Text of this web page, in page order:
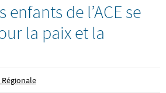
enfants de l’ACE se
la paix et la
Régionale